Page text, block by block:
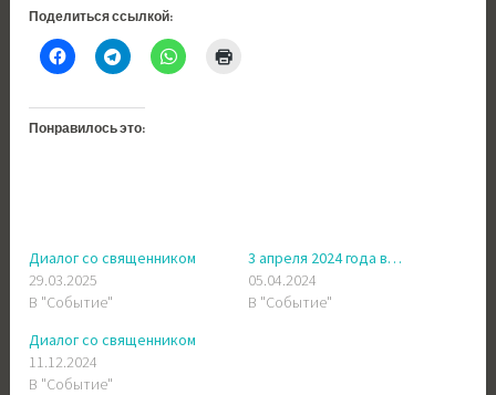
Поделиться ссылкой:
Понравилось это:
Диалог со священником
29.03.2025
В "Событие"
3 апреля 2024 года в…
05.04.2024
В "Событие"
Диалог со священником
11.12.2024
В "Событие"